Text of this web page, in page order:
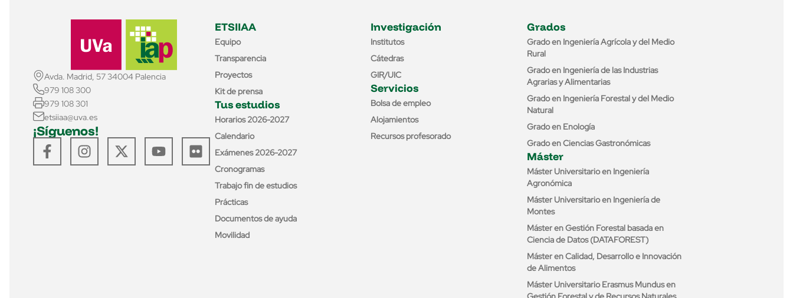
Avda. Madrid, 57 34004 Palencia
979 108 300
979 108 301
etsiiaa@uva.es
¡Síguenos!
ETSIIAA
Equipo
Transparencia
Proyectos
Kit de prensa
Tus estudios
Horarios 2026-2027
Calendario
Exámenes 2026-2027
Cronogramas
Trabajo fin de estudios
Prácticas
Documentos de ayuda
Movilidad
Investigación
Institutos
Cátedras
GIR/UIC
Servicios
Bolsa de empleo
Alojamientos
Recursos profesorado
Grados
Grado en Ingeniería Agrícola y del Medio
Rural
Grado en Ingeniería de las Industrias
Agrarias y Alimentarias
Grado en Ingeniería Forestal y del Medio
Natural
Grado en Enología
Grado en Ciencias Gastronómicas
Máster
Máster Universitario en Ingeniería
Agronómica
Máster Universitario en Ingeniería de
Montes
Máster en Gestión Forestal basada en
Ciencia de Datos (DATAFOREST)
Máster en Calidad, Desarrollo e Innovación
de Alimentos
Máster Universitario Erasmus Mundus en